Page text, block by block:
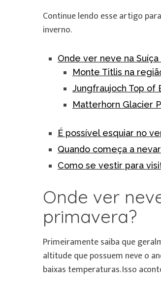
Continue lendo esse artigo
inverno.
Onde ver neve na
Monte Titlis na
Jungfraujoch Top of
Matterhorn Glacier
É possível esquiar no
Quando começa a
Como se vestir para
Onde ver
primavera?
Primeiramente saiba que
altitude que possuem neve o
baixas temperaturas. Isso